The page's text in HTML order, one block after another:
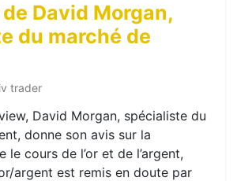
David Morgan,
du marché de
trader
David Morgan, spécialiste du
donne son avis sur la
le cours de l’or et de l’argent,
argent est remis en doute par